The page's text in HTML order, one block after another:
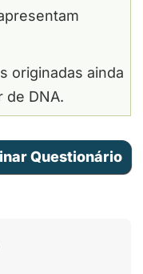
originadas ainda
de DNA.